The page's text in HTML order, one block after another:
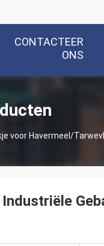
CONTACTEER
ONS
voor Havermeel/